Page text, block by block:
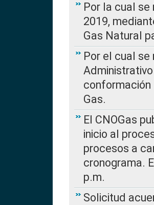
Por la cual
2019,
Gas Natural
Por el cual
conformación
Gas.
El CNOGas
inicio al
procesos a
cronograma.
p.m.
Solicitud